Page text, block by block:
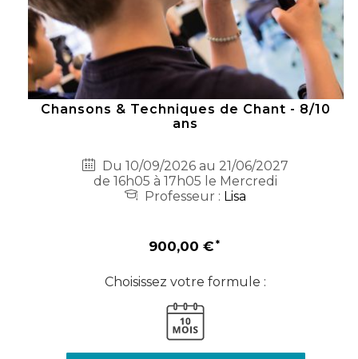
Chansons & Techniques de Chant - 8/10
ans
Du 10/09/2026 au 21/06/2027
de 16h05 à 17h05 le Mercredi
Professeur : Lisa
900,00 €
Choisissez votre formule :